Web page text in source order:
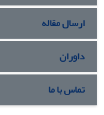
ارسال مقاله
داوران
تماس با ما